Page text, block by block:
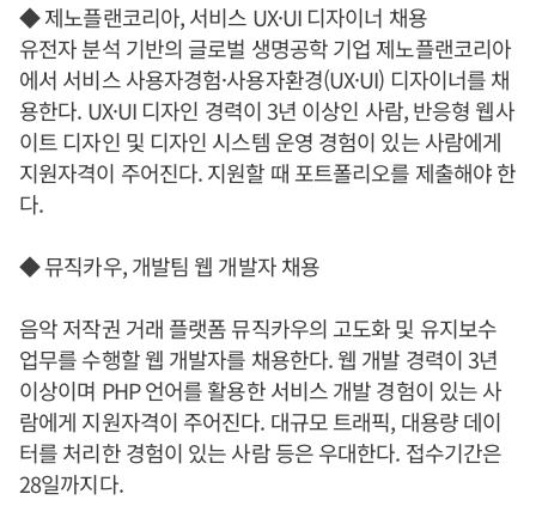
◆ 제노플랜코리아, 서비스 UX·UI 디자이너 채용
유전자 분석 기반의 글로벌 생명공학 기업 제노플랜코리아
에서 서비스 사용자경험·사용자환경(UX·UI) 디자이너를 채
용한다. UX·UI 디자인 경력이 3년 이상인 사람, 반응형 웹사
이트 디자인 및 디자인 시스템 운영 경험이 있는 사람에게
지원자격이 주어진다. 지원할 때 포트폴리오를 제출해야 한
다.
◆ 뮤직카우, 개발팀 웹 개발자 채용
음악 저작권 거래 플랫폼 뮤직카우의 고도화 및 유지보수
업무를 수행할 웹 개발자를 채용한다. 웹 개발 경력이 3년
이상이며 PHP 언어를 활용한 서비스 개발 경험이 있는 사
람에게 지원자격이 주어진다. 대규모 트래픽, 대용량 데이
터를 처리한 경험이 있는 사람 등은 우대한다. 접수기간은
28일까지다.